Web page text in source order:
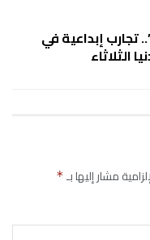
تجارب إبداعية في
الثلاثاء
مشار إليها بـ*